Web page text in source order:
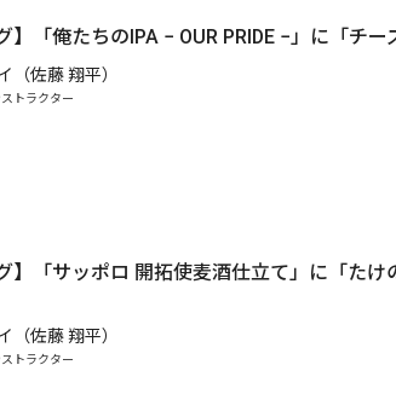
】「俺たちのIPA − OUR PRIDE −」に「チ
（佐藤 翔平）
トラクター
】「サッポロ 開拓使麦酒仕立て」に「た
（佐藤 翔平）
トラクター